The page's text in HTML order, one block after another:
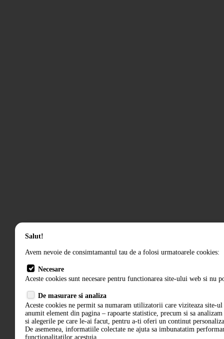
Salut!
Avem nevoie de consimtamantul tau de a folosi urmatoarele cookies:
Necesare
Aceste cookies sunt necesare pentru functionarea site-ului web si nu
De masurare si analiza
Aceste cookies ne permit sa numaram utilizatorii care viziteaza site-ul
anumit element din pagina – rapoarte statistice, precum si sa
si alegerile pe care le-ai facut, pentru a-ti oferi un continut
De asemenea, informatiile colectate ne ajuta sa imbunatatim
functionalitatilor acestuia.